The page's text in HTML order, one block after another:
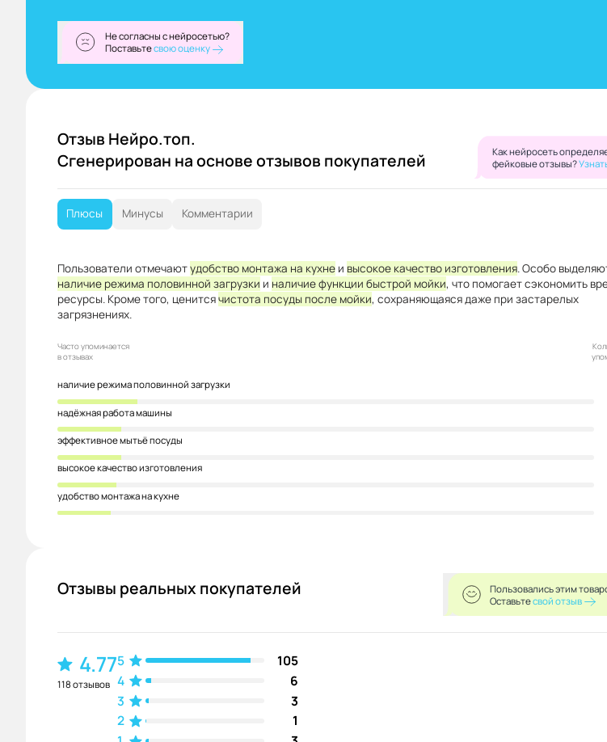
Не согласны с нейросетью?
Поставьтесвою оценку
Отзыв Нейро.топ.
Сгенерирован на основе отзывов покупателей
Как нейросеть
фейковые отзывы?
Плюсы Минусы Комментарии
Пользователи отмечаютудобство монтажа на кухнеи высокое качество изготовления. Особо
наличие режима половинной загрузки и наличие функции быстрой мойки, что помогает сэкономить
ресурсы. Кроме того, ценитсячистота посуды после мойки, сохраняющаяся даже при застарелых
загрязнениях.
Часто упоминается
в отзывах
наличие режима половинной загрузки
надёжная работа машины
эффективное мытьё посуды
высокое качество изготовления
удобство монтажа на кухне
Отзывы реальных покупателей
Пользовались этим
Оставьтесвой отзыв
4.77
118 отзывов
5
105
4
6
3
3
2
1